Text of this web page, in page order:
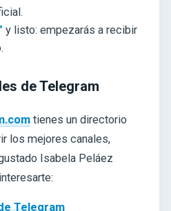
y listo: empezarás a recibir
de Telegram
tienes un directorio
los mejores canales,
Isabela Peláez
Telegram